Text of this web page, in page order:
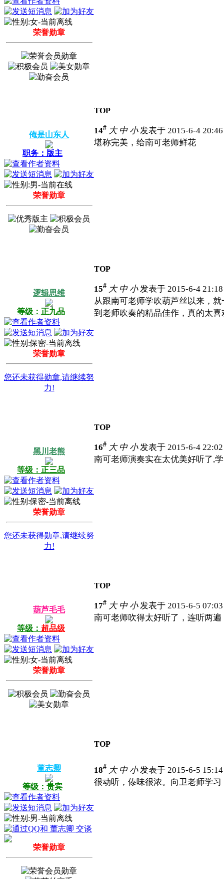
荣誉勋章
TOP
俺是山东人
职务：版主
荣誉勋章
14# 大 中 小发表于 2015-6-4
堪称完美，给南可老师鲜花
TOP
逻辑思维
等级：正九品
荣誉勋章
您还未获得勋章,请继续努
力!
15# 大 中 小发表于 2015-6-4
从跟南可老师学吹葫芦丝以来，
到老师吹奏的精品佳作，真的太喜
TOP
黑川老熊
等级：正三品
荣誉勋章
您还未获得勋章,请继续努
力!
16# 大 中 小发表于 2015-6-4
南可老师演奏实在太优美好听了,
TOP
葫芦毛毛
等级： 超品级
荣誉勋章
17# 大 中 小发表于 2015-6-5
南可老师吹得太好听了，连听两遍
TOP
董志卿
等级：贵宾
荣誉勋章
18# 大 中 小发表于 2015-6-5
很动听，傣味很浓。向卫老师学习